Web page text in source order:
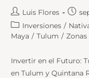
Luis Flores
Inversiones /
Maya / Tulum /
Invertir en el Futuro:
en Tulum y Quintana